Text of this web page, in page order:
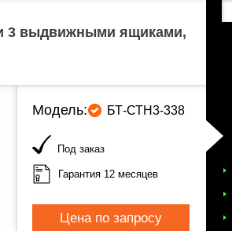
3 выдвижными ящиками,
Модель: БТ-СТН3-338
Под заказ
Гарантия 12 месяцев
Цена по запросу